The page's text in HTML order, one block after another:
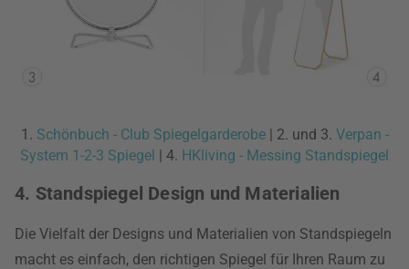
1. Schönbuch - Club Spiegelgarderobe| 2. und 3. Verpan -
System 1-2-3 Spiegel | 4. HKliving - Messing Standspiegel
4. Standspiegel Design und Materialien
Die Vielfalt der Designs und Materialien von Standspiegeln
macht es einfach, den richtigen Spiegel für Ihren Raum zu